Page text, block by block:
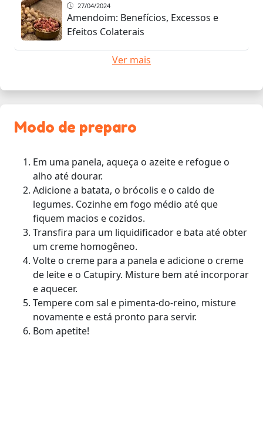
27/04/2024
Amendoim: Benefícios, Excessos e
Efeitos Colaterais
Ver mais
Modo de preparo
Em uma panela, aqueça o azeite e refogue o
alho até dourar.
Adicione a batata, o brócolis e o caldo de
legumes. Cozinhe em fogo médio até que
fiquem macios e cozidos.
Transfira para um liquidificador e bata até obter
um creme homogêneo.
Volte o creme para a panela e adicione o creme
de leite e o Catupiry. Misture bem até incorporar
e aquecer.
Tempere com sal e pimenta-do-reino, misture
novamente e está pronto para servir.
Bom apetite!